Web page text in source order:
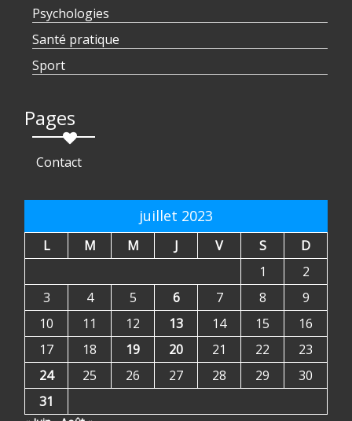
Psychologies
Santé pratique
Sport
Pages
Contact
juillet 2023
L M M J V S
D
1
2
3
4 5 6 7 8
9
10
11 12 13 14 15
16
17
18 19 20 21 22
23
24
25 26 27 28 29
30
31